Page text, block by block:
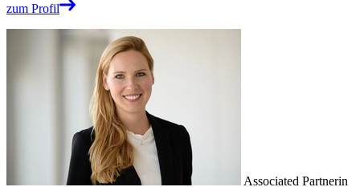
zum Profil
Associated Partnerin